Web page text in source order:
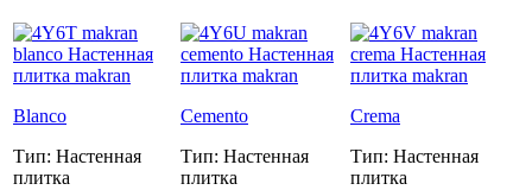
Blanco
Тип: Настенная
плитка
Cemento
Тип: Настенная
плитка
Crema
Тип: Настенная
плитка